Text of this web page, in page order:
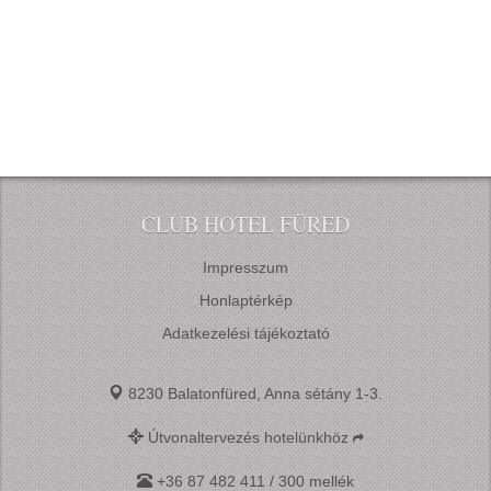
CLUB HOTEL FÜRED
Impresszum
Honlaptérkép
Adatkezelési tájékoztató
8230 Balatonfüred, Anna sétány 1-3.
Útvonaltervezés hotelünkhöz
+36 87 482 411 / 300 mellék